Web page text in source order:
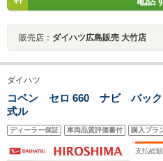
販売店： ダイハツ広島販売 大竹店
ダイハツ
コペン セロ 660 ナビ バッ
式ル
ディーラー保証 車両品質評価書付 購入プラ
支払総額